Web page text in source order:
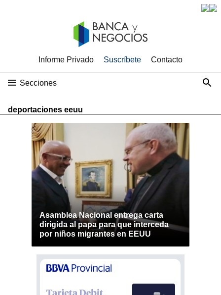
Informe Privado Suscríbete Contacto
Secciones
deportaciones eeuu
Asamblea Nacional entrega carta
dirigida al papa para que interceda
por niños migrantes en EEUU